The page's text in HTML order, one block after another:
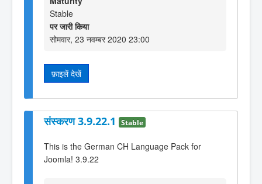
Stable
पर जारी किया
सोमवार, 23 नवम्बर 2020 23:00
फ़ाइलें देखें
संस्करण 3.9.22.1 Stable
This is the German CH Language Pack for
Joomla! 3.9.22